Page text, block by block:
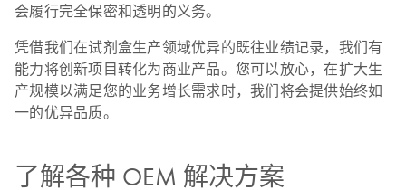
会履行完全保密和透明的义务。
凭借我们在试剂盒生产领域优异的既往业绩记录，我们有
能力将创新项目转化为商业产品。您可以放心，在扩大生
产规模以满足您的业务增长需求时，我们将会提供始终如
一的优异品质。
了解各种 OEM 解决方案